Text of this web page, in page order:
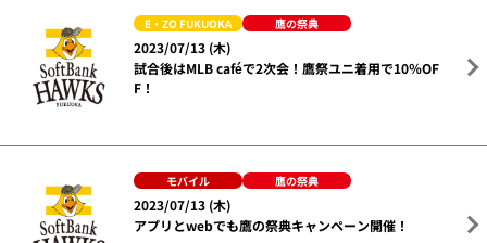
E・ZO FUKUOKA 鷹の祭典
2023/07/13 (木)
試合後はMLB caféで2次会！鷹祭ユニ着用で10％OF
F！
モバイル 鷹の祭典
2023/07/13 (木)
アプリとwebでも鷹の祭典キャンペーン開催！